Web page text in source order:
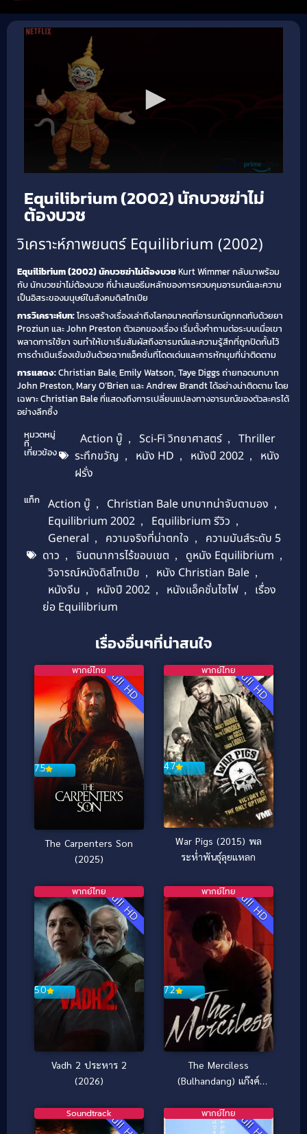
Equilibrium (2002) นักบวชฆ่าไม่
ต้องบวช
วิเคราะห์ภาพยนตร์ Equilibrium (2002)
Equilibrium (2002) นักบวชฆ่าไม่ต้องบวชKurt Wimmer กลับมาพร้อม
กับ นักบวชฆ่าไม่ต้องบวช ที่นำเสนอธีมหลักของการควบคุมอารมณ์และความ
เป็นอิสระของมนุษย์ในสังคมดิสโทเปีย
การวิเคราะห์บท:โครงสร้างเรื่องเล่าถึงโลกอนาคตที่อารมณ์ถูกกดทับด้วยยา
Proziun และ John Preston ตัวเอกของเรื่อง เริ่มตั้งคำถามต่อระบบเมื่อเขา
พลาดการใช้ยา จนทำให้เขาเริ่มสัมผัสถึงอารมณ์และความรู้สึกที่ถูกปิดกั้นไว้
การดำเนินเรื่องเข้มข้นด้วยฉากแอ็คชั่นที่โดดเด่นและการหักมุมที่น่าติดตาม
การแสดง:Christian Bale, Emily Watson, Taye Diggs ถ่ายทอดบทบาท
John Preston, Mary O’Brien และ Andrew Brandt ได้อย่างน่าติดตาม โดย
เฉพาะ Christian Bale ที่แสดงถึงการเปลี่ยนแปลงทางอารมณ์ของตัวละครได้
อย่างลึกซึ้ง
หมวดหมู่
ที่
เกี่ยวข้อง
Action บู๊ , Sci-Fi วิทยาศาสตร์ ,
Thriller
ระทึกขวัญ , หนัง HD , หนังปี 2002 ,
หนัง
ฝรั่ง
แท็ก Action บู๊ , Christian Bale บทบาทน่าจับตามอง ,
Equilibrium 2002 , Equilibrium รีวิว ,
General , ความจริงที่น่าตกใจ ,
ความมันส์ระดับ 5
ดาว , จินตนาการไร้ขอบเขต , ดูหนัง Equilibrium ,
วิจารณ์หนังดิสโทเปีย , หนัง Christian Bale ,
หนังจีน , หนังปี 2002 , หนังแอ็คชั่นไซไฟ ,
เรื่อง
ย่อ Equilibrium
เรื่องอื่นๆที่น่าสนใจ
Full HD
7.5
พากย์ไทย
The Carpenters Son
(2025)
Full HD
4.7
พากย์ไทย
War Pigs (2015) พล
ระห่ำพันธุ์ลุยแหลก
Full HD
5.0
พากย์ไทย
Vadh 2 ประหาร 2
(2026)
Full HD
7.2
พากย์ไทย
The Merciless
(Bulhandang) แก๊งค์
(2017)
Soundtrack พากย์ไทย